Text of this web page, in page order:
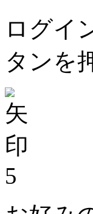
ログイ
タンを
5